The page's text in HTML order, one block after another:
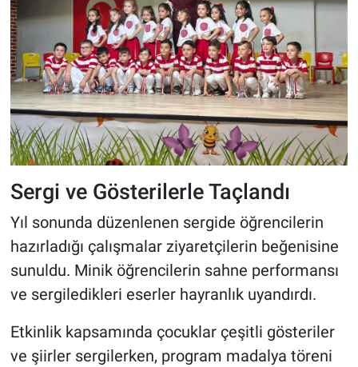
Sergi ve Gösterilerle Taçlandı
Yıl sonunda düzenlenen sergide öğrencilerin
hazırladığı çalışmalar ziyaretçilerin beğenisine
sunuldu. Minik öğrencilerin sahne performansı
ve sergiledikleri eserler hayranlık uyandırdı.
Etkinlik kapsamında çocuklar çeşitli gösteriler
ve şiirler sergilerken, program madalya töreni